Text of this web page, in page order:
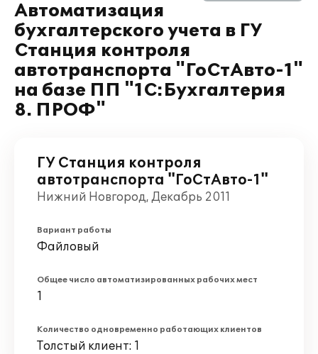
Автоматизация
бухгалтерского учета в ГУ
Станция контроля
автотранспорта "ГоСтАвто-1"
на базе ПП "1С:Бухгалтерия
8. ПРОФ"
ГУ Станция контроля
автотранспорта "ГоСтАвто-1"
Нижний Новгород, Декабрь 2011
Вариант работы
Файловый
Общее число автоматизированных рабочих мест
1
Количество одновременно работающих клиентов
Толстый клиент: 1